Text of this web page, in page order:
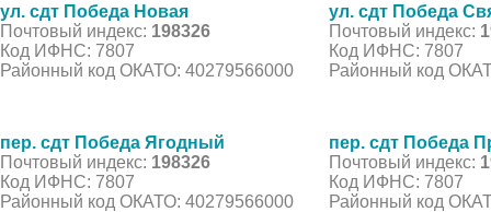
ул. сдт Победа Новая
Почтовый индекс: 198326
Код ИФНС: 7807
Районный код ОКАТО: 40279566000
ул. сдт Победа
Почтовый индекс:
Код ИФНС: 7807
Районный код
пер. сдт Победа Ягодный
Почтовый индекс: 198326
Код ИФНС: 7807
Районный код ОКАТО: 40279566000
пер. сдт Победа
Почтовый индекс:
Код ИФНС: 7807
Районный код